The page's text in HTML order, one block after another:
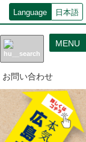
Language 日本語
お問い合わせ
MENU